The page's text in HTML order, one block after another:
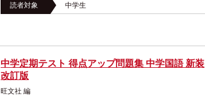
読者対象 中学生
中学定期テスト 得点アップ問題集 中学国語 新装
改訂版
旺文社 編